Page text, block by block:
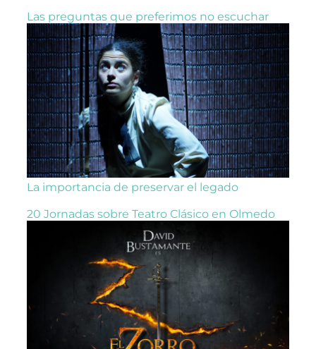
Las preguntas que preferimos no escuchar
La importancia de preservar el legado
20 Jornadas sobre Teatro Clásico en Olmedo